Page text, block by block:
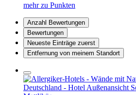
mehr zu Punkten
Anzahl Bewertungen
Bewertungen
Neueste Einträge zuerst
Entfernung von meinem Standort